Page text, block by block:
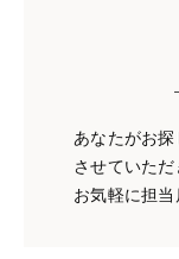
あなたがお
させていただ
お気軽に担当